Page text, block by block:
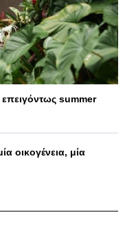
επειγόντως summer
οικογένεια, μία